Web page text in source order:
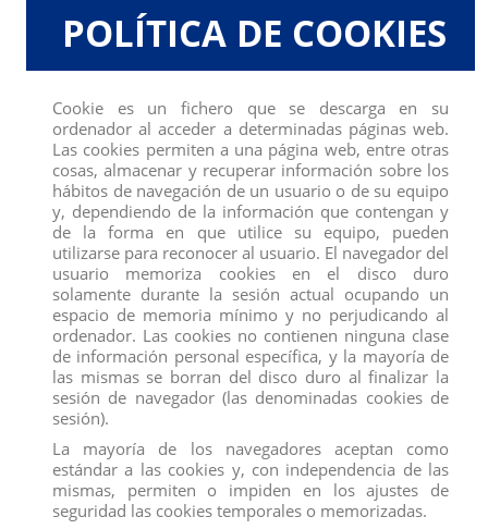
SURICATO
View
CAPIBARA
View
POLÍTICA DE COOKIES
Cookie es un fichero que se descarga en su
ordenador al acceder a determinadas páginas web.
Las cookies permiten a una página web, entre otras
cosas, almacenar y recuperar información sobre los
hábitos de navegación de un usuario o de su equipo
y, dependiendo de la información que contengan y
de la forma en que utilice su equipo, pueden
utilizarse para reconocer al usuario. El navegador del
usuario memoriza cookies en el disco duro
solamente durante la sesión actual ocupando un
espacio de memoria mínimo y no perjudicando al
ordenador. Las cookies no contienen ninguna clase
de información personal específica, y la mayoría de
las mismas se borran del disco duro al finalizar la
sesión de navegador (las denominadas cookies de
sesión).
La mayoría de los navegadores aceptan como
estándar a las cookies y, con independencia de las
mismas, permiten o impiden en los ajustes de
seguridad las cookies temporales o memorizadas.